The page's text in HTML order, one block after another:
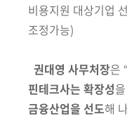
비용지원 대상기업
조정가능)
권대영 사무처장은
핀테크사는 확장성을
금융산업을 선도해